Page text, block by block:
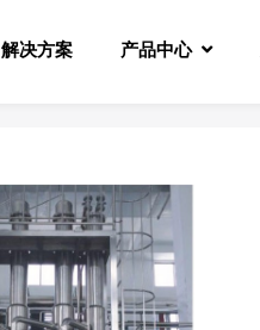
解决方案 产品中心